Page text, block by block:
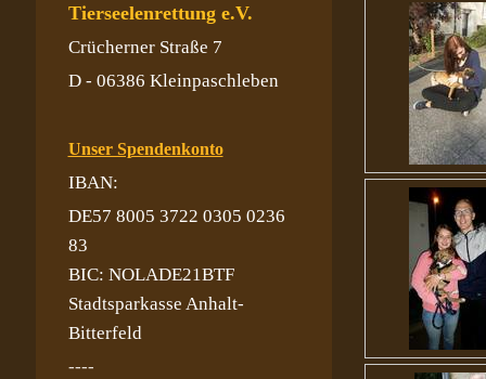
Tierseelenrettung e.V.
Crücherner Straße 7
D - 06386 Kleinpaschleben
Unser Spendenkonto
IBAN:
DE57 8005 3722 0305 0236
83
BIC: NOLADE21BTF
Stadtsparkasse Anhalt-
Bitterfeld
----